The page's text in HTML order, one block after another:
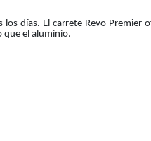
días. El carrete Revo
que el aluminio.